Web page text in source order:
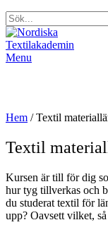
Menu
Hem /Textil
Textil
Kursen är till för dig
hur tyg tillverkas och
du studerat textil för
upp? Oavsett vilket,